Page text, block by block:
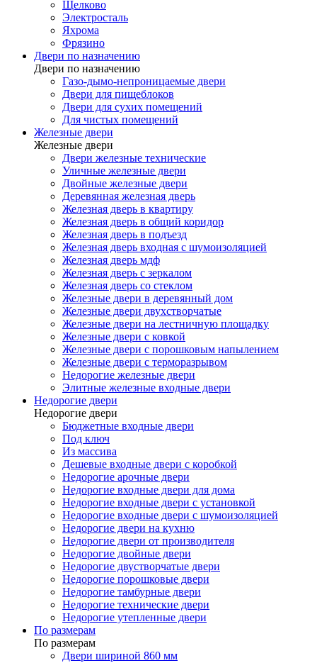
Щелково
Электросталь
Яхрома
Фрязино
Двери по назначению
Двери по назначению
Газо-дымо-непроницаемые двери
Двери для пищеблоков
Двери для сухих помещений
Для чистых помещений
Железные двери
Железные двери
Двери железные технические
Уличные железные двери
Двойные железные двери
Деревянная железная дверь
Железная дверь в квартиру
Железная дверь в общий коридор
Железная дверь в подъезд
Железная дверь входная с шумоизоляцией
Железная дверь мдф
Железная дверь с зеркалом
Железная дверь со стеклом
Железные двери в деревянный дом
Железные двери двухстворчатые
Железные двери на лестничную площадку
Железные двери с ковкой
Железные двери с порошковым напылением
Железные двери с терморазрывом
Недорогие железные двери
Элитные железные входные двери
Недорогие двери
Недорогие двери
Бюджетные входные двери
Под ключ
Из массива
Дешевые входные двери с коробкой
Недорогие арочные двери
Недорогие входные двери для дома
Недорогие входные двери с установкой
Недорогие входные двери с шумоизоляцией
Недорогие двери на кухню
Недорогие двери от производителя
Недорогие двойные двери
Недорогие двустворчатые двери
Недорогие порошковые двери
Недорогие тамбурные двери
Недорогие технические двери
Недорогие утепленные двери
По размерам
По размерам
Двери шириной 860 мм